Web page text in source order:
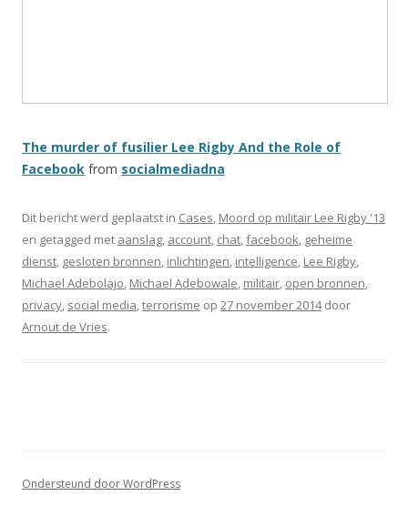
The murder of fusilier Lee Rigby And the Role of
Facebook from socialmediadna
Dit bericht werd geplaatst in Cases, Moord op militair Lee Rigby '13
en getagged met aanslag, account, chat,facebook, geheime
dienst, gesloten bronnen, inlichtingen, intelligence, Lee Rigby,
Michael Adebolajo, Michael Adebowale, militair, open bronnen,
privacy, social media,terrorisme op 27 november 2014door
Arnout de Vries.
Ondersteund door WordPress